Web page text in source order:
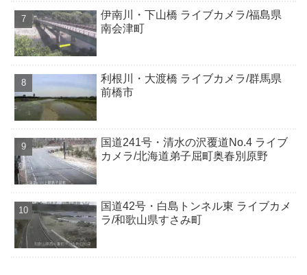
伊南川・下山橋 ライブカメラ/福島県
南会津町
利根川・大渡橋 ライブカメラ/群馬県
前橋市
国道241号・清水の沢覆道No.4 ライブ
カメラ/北海道弟子屈町奥春別原野
国道42号・白島トンネル東 ライブカメ
ラ/和歌山県すさみ町